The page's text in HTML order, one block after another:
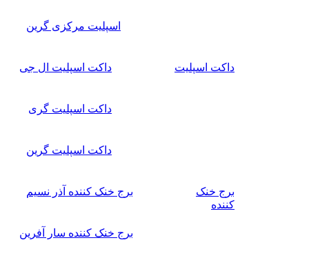
اسپلیت مرکزی گرین
داکت اسپلیت داکت اسپلیت ال جی
داکت اسپلیت گری
داکت اسپلیت گرین
برج خنک
کننده
برج خنک کننده آذر نسیم
برج خنک کننده سار آفرین